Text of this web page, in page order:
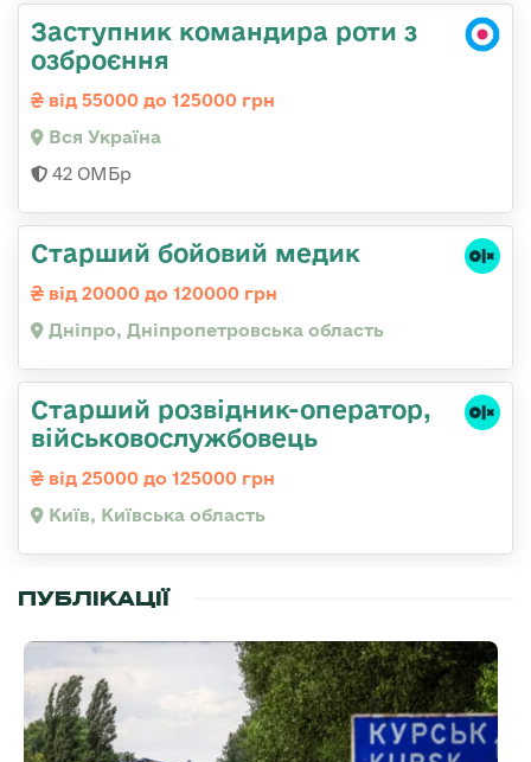
Заступник командира роти з
озброєння
від 55000 до 125000 грн
Вся Україна
42 ОМБр
Старший бойовий медик
від 20000 до 120000 грн
Дніпро, Дніпропетровська область
Стаpший pозвідник-опеpатоp,
військовослужбовець
від 25000 до 125000 грн
Київ, Київська область
ПУБЛІКАЦІЇ